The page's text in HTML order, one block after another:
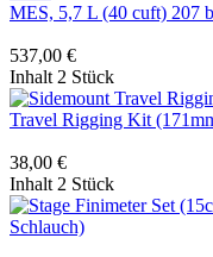
MES, 5,7 L (40 cuft) 207
537,00 €
Inhalt 2 Stück
Travel Rigging Kit
38,00 €
Inhalt 2 Stück
Schlauch)